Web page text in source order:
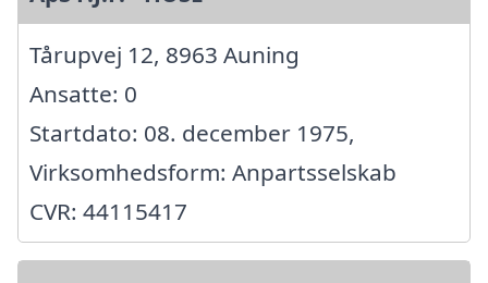
Tårupvej 12, 8963 Auning
Ansatte: 0
Startdato: 08. december 1975,
Virksomhedsform: Anpartsselskab
CVR: 44115417